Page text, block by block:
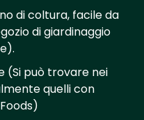
di coltura, facile da
di giardinaggio
(Si può trovare nei
quelli con